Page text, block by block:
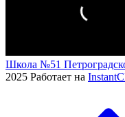
Школа №51
2025 Работает на